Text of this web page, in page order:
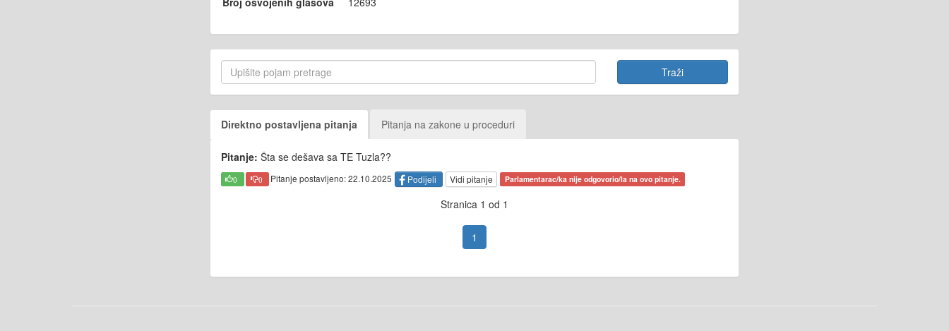
Direktno postavljena pitanja Pitanja na zakone u proceduri
Pitanje: Šta se dešava sa TE Tuzla??
0 0 Pitanje postavljeno: 22.10.2025 Podijeli Vidi pitanje Parlamentarac/ka nije odgovorio/la na ovo pitanje.
Stranica 1 od 1
1